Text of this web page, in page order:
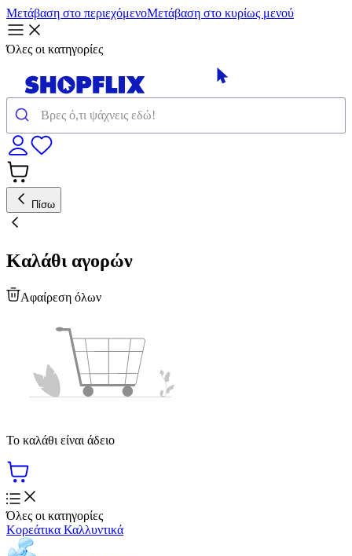
Μετάβαση στο περιεχόμενοΜετάβαση στο κυρίως μενού
Όλες οι κατηγορίες
Πίσω
Καλάθι αγορών
Αφαίρεση όλων
Το καλάθι είναι άδειο
Όλες οι κατηγορίες
Κορεάτικα Καλλυντικά